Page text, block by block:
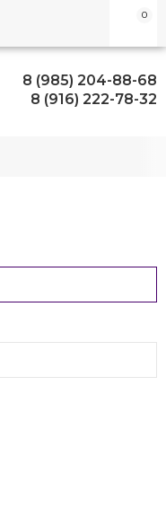
0
8 (985) 204-88-68
8 (916) 222-78-32